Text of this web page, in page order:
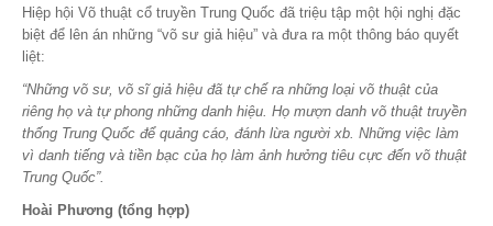
Hiệp hội Võ thuật cổ truyền Trung Quốc đã triệu tập một hội nghị đặc
biệt để lên án những “võ sư giả hiệu” và đưa ra một thông báo quyết
liệt:
“Những võ sư, võ sĩ giả hiệu đã tự chế ra những loại võ thuật của
riêng họ và tự phong những danh hiệu. Họ mượn danh võ thuật truyền
thống Trung Quốc để quảng cáo, đánh lừa người xb. Những việc làm
vì danh tiếng và tiền bạc của họ làm ảnh hưởng tiêu cực đến võ thuật
Trung Quốc”.
Hoài Phương (tổng hợp)